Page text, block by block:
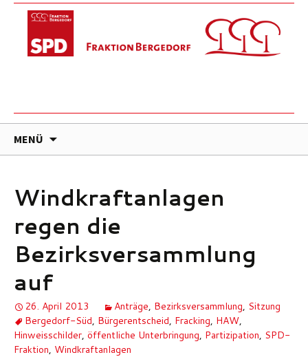
MENÜ
Windkraftanlagen
regen die
Bezirksversammlung
auf
26. April 2013 Anträge, Bezirksversammlung, Sitzung
Bergedorf-Süd, Bürgerentscheid, Fracking, HAW,
Hinweisschilder, öffentliche Unterbringung, Partizipation, SPD-
Fraktion, Windkraftanlagen